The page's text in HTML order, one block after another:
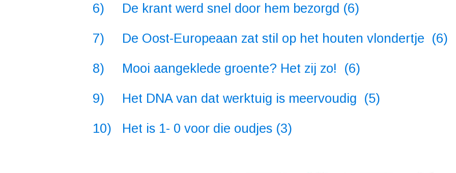
6) De krant werd snel door hem bezorgd (6)
7) De Oost-Europeaan zat stil op het houten vlondertje (6)
8) Mooi aangeklede groente? Het zij zo! (6)
9) Het DNA van dat werktuig is meervoudig (5)
10) Het is 1- 0 voor die oudjes (3)